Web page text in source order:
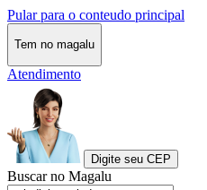
Pular para o conteudo principal
Tem no magalu
Atendimento
Digite seu CEP
Buscar no Magalu